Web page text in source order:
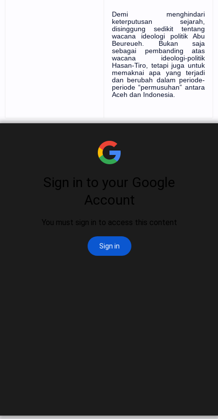
Demi menghindari
keterputusan sejarah,
disinggung sedikit tentang
wacana ideologi politik Abu
Beureueh. Bukan saja
sebagai pembanding atas
wacana ideologi-politik
Hasan-Tiro, tetapi juga untuk
memaknai apa yang terjadi
dan berubah dalam periode-
periode “permusuhan” antara
Aceh dan Indonesia.